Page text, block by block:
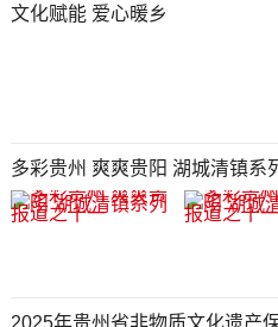
文化赋能 爱心暖乡
多彩贵州 爽爽贵阳 湖城清镇系